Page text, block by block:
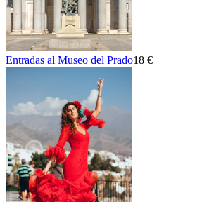
Entradas al Museo del Prado18 €